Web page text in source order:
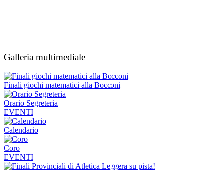
Galleria multimediale
Finali giochi matematici alla Bocconi
Orario Segreteria
EVENTI
Calendario
Coro
EVENTI